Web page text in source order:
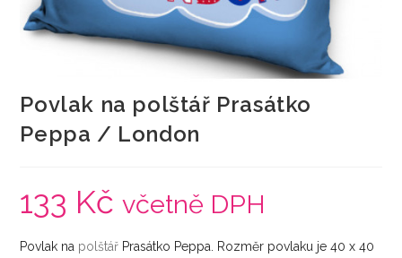
Povlak na polštář Prasátko
Peppa / London
133 Kč včetně DPH
Povlak na polštář Prasátko Peppa. Rozměr povlaku je 40 x 40